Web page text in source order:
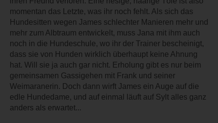
momentan das Letzte, was ihr noch fehlt. Als sich das
Hundesitten wegen James schlechter Manieren mehr und
mehr zum Albtraum entwickelt, muss Jana mit ihm auch
noch in die Hundeschule, wo ihr der Trainer bescheinigt,
dass sie von Hunden wirklich überhaupt keine Ahnung
hat. Will sie ja auch gar nicht. Erholung gibt es nur beim
gemeinsamen Gassigehen mit Frank und seiner
Weimaranerin. Doch dann wirft James ein Auge auf die
edle Hundedame, und auf einmal läuft auf Sylt alles ganz
anders als erwartet...